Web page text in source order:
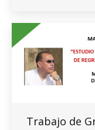
Trabajo de